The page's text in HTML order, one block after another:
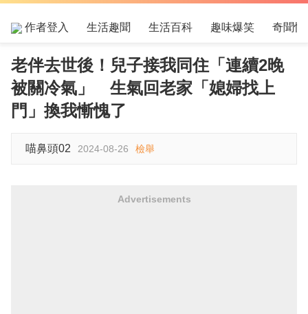
作者登入 生活趣聞 生活百科 趣味爆笑 奇聞怪
老伴去世後！兒子接我同住「連續2晚
被關冷氣」 生氣回老家「媳婦找上
門」換我慚愧了
喵鼻頭02 2024-08-26 檢舉
Advertisements